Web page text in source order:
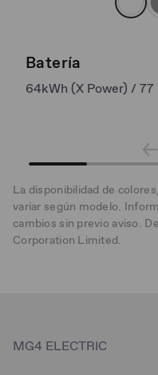
Batería
64kWh (X Power) /
La disponibilidad de
variar según modelo.
cambios sin previo aviso.
Corporation Limited.
MG4 ELECTRIC